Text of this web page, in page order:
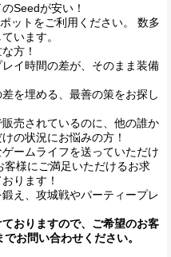
Seedが安い！
ットをご利用ください。 数多
います。
方！
イ時間の差が、そのまま装備
を埋める、最善の策をお探し
売されているのに、他の誰か
の状況にお悩みの方！
ームライフを送っていただけ
様にご満足いただけるお求
ります！
え、攻城戦やパーティープレ
おりますので、ご希望のお客
でお問い合わせください。